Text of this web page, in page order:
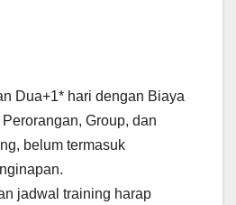
Dua+1* hari dengan Biaya
Group, dan
belum termasuk
jadwal training harap